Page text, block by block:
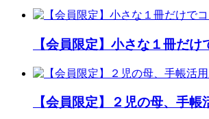
【会員限定】小さな１冊だ
【会員限定】２児の母、手